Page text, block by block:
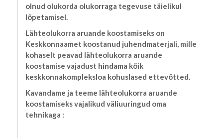
olnud olukorda olukorraga tegevuse täielikul
lõpetamisel.
Lähteolukorra aruande koostamiseks on
Keskkonnaamet koostanud juhendmaterjali, mille
kohaselt peavad lähteolukorra aruande
koostamise vajadust hindama kõik
keskkonnakompleksloa kohuslased ettevõtted.
Kavandame ja teeme lähteolukorra aruande
koostamiseks vajalikud väliuuringud oma
tehnikaga :